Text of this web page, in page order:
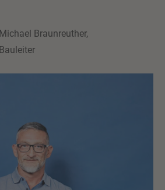
Michael Braunreuther,
Bauleiter